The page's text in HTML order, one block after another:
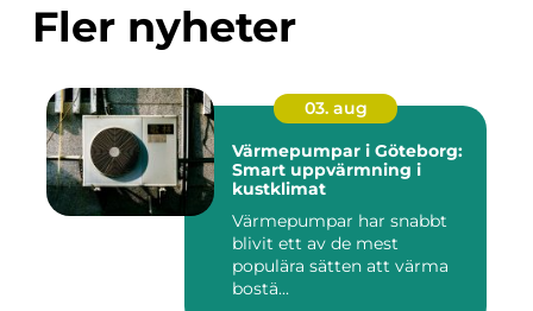
Fler nyheter
03. aug
Värmepumpar i Göteborg:
Smart uppvärmning i
kustklimat
Värmepumpar har snabbt
blivit ett av de mest
populära sätten att värma
bostä...